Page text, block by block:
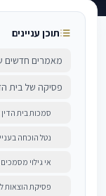
תוכן עניינים
מאמרים חדשים
פסיקה של בית
סמכות בית הדין
נטל הוכחה
אי גילוי
פסיקת הוצאות